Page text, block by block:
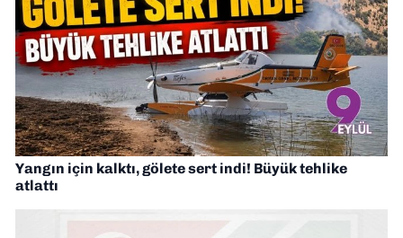
Yangın için kalktı, gölete sert indi! Büyük tehlike
atlattı